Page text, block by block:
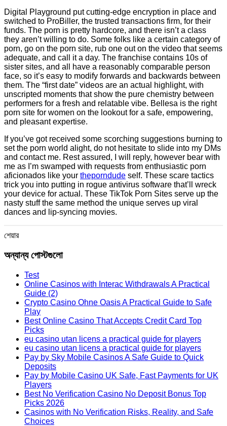
Digital Playground put cutting-edge encryption in place and
switched to ProBiller, the trusted transactions firm, for their
funds. The porn is pretty hardcore, and there isn’t a class
they aren’t willing to do. Some folks like a certain category of
porn, go on the porn site, rub one out on the video that seems
adequate, and call it a day. The franchise contains 10s of
sister sites, and all have a reasonably comparable person
face, so it’s easy to modify forwards and backwards between
them. The “first date” videos are an actual highlight, with
unscripted moments that show the pure chemistry between
performers for a fresh and relatable vibe. Bellesa is the right
porn site for women on the lookout for a safe, empowering,
and pleasant expertise.
If you’ve got received some scorching suggestions burning to
set the porn world alight, do not hesitate to slide into my DMs
and contact me. Rest assured, I will reply, however bear with
me as I’m swamped with requests from enthusiastic porn
aficionados like your theporndude self. These scare tactics
trick you into putting in rogue antivirus software that’ll wreck
your device for actual. These TikTok Porn Sites serve up the
nasty stuff the same method the unique serves up viral
dances and lip-syncing movies.
শেয়ার
অন্যান্য পোস্টগুলো
Test
Online Casinos with Interac Withdrawals A Practical
Guide (2)
Crypto Casino Ohne Oasis A Practical Guide to Safe
Play
Best Online Casino That Accepts Credit Card Top
Picks
eu casino utan licens a practical guide for players
eu casino utan licens a practical guide for players
Pay by Sky Mobile Casinos A Safe Guide to Quick
Deposits
Pay by Mobile Casino UK Safe, Fast Payments for UK
Players
Best No Verification Casino No Deposit Bonus Top
Picks 2026
Casinos with No Verification Risks, Reality, and Safe
Choices